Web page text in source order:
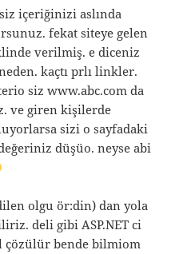
içeriğinizi aslında
fekat siteye gelen
verilmiş. e diceniz
kaçtı prlı linkler.
siz www.abc.com da
ve giren kişilerde
sizi o sayfadaki
düşüo. neyse abi
olgu ör:din) dan yola
deli gibi ASP.NET ci
çözülür bende bilmiom